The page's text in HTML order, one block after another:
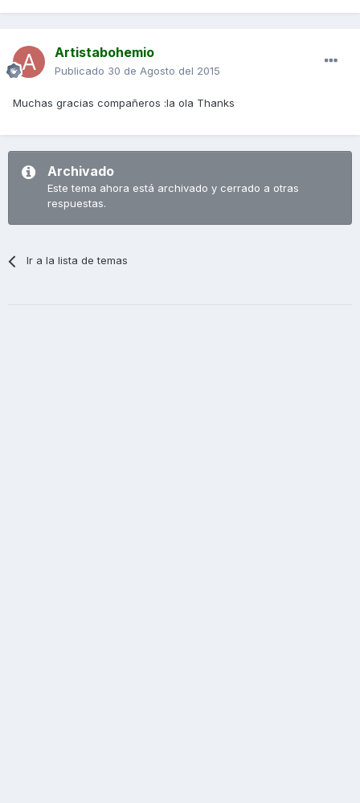
Artistabohemio
Publicado 30 de Agosto del 2015
Muchas gracias compañeros :la ola Thanks
Archivado
Este tema ahora está archivado y cerrado a otras
respuestas.
Ir a la lista de temas